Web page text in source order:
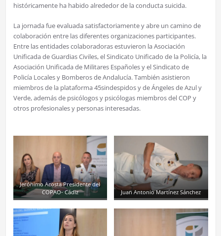
históricamente ha habido alrededor de la conducta suicida.
La jornada fue evaluada satisfactoriamente y abre un camino de
colaboración entre las diferentes organizaciones participantes.
Entre las entidades colaboradoras estuvieron la Asociación
Unificada de Guardias Civiles, el Sindicato Unificado de la Policía, la
Asociación Unificada de Militares Españoles y el Sindicato de
Policía Locales y Bomberos de Andalucía. También asistieron
miembros de la plataforma 45sindespidos y de Ángeles de Azul y
Verde, además de psicólogos y psicólogas miembros del COP y
otros profesionales y personas interesadas.
Jerónimo Acosta Presidente del
COPAO- Cádiz
Juan Antonio Martínez Sánchez